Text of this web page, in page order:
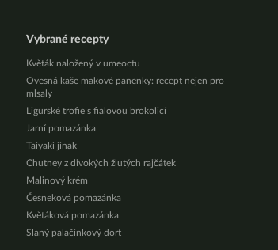
Vybrané recepty
Květák naložený v umeoctu
Ovesná kaše makové panenky: recept nejen pro
mlsaly
Ligurské trofie s fialovou brokolicí
Jarní pomazánka
Taiyaki jinak
Chutney z divokých žlutých rajčátek
Malinový krém
Česneková pomazánka
Květáková pomazánka
Slaný palačinkový dort